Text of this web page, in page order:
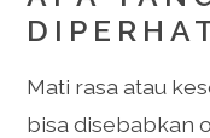
Mati rasa atau
bisa disebabkan